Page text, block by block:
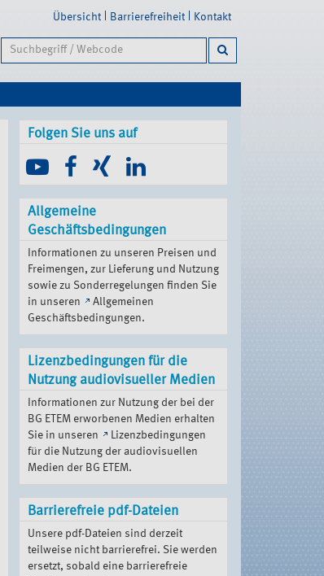
Übersicht Barrierefreiheit Kontakt
Folgen Sie uns auf
Allgemeine
Geschäftsbedingungen
Informationen zu unseren Preisen und
Freimengen, zur Lieferung und Nutzung
sowie zu Sonderregelungen finden Sie
in unseren
Allgemeinen
Geschäftsbedingungen.
Lizenzbedingungen für die
Nutzung audiovisueller Medien
Informationen zur Nutzung der bei der
BG ETEM erworbenen Medien erhalten
Sie in unseren
Lizenzbedingungen
für die Nutzung der audiovisuellen
Medien der BG ETEM.
Barrierefreie pdf-Dateien
Unsere pdf-Dateien sind derzeit
teilweise nicht barrierefrei. Sie werden
ersetzt, sobald eine barrierefreie